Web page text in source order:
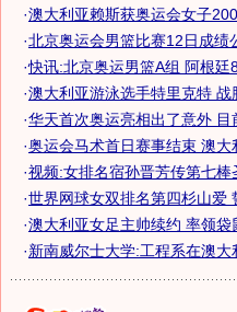
·澳大利亚赖斯获奥运会女子200
·北京奥运会男篮比赛12日成绩
·快讯:北京奥运男篮A组 阿根廷
·澳大利亚游泳选手特里克特 战
·华天首次奥运亮相出了意外 目
·奥运会马术首日赛事结束 澳大
·视频:女排名宿孙晋芳传第七棒
·世界网球女双排名第四杉山爱
·澳大利亚女足主帅续约 率领袋
·新南威尔士大学:工程系在澳大